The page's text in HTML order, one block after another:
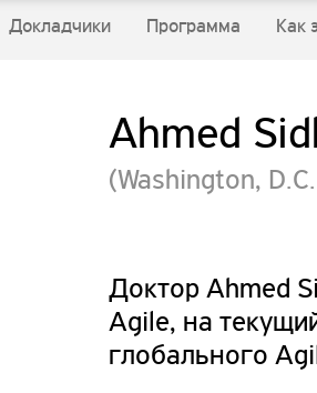
Докладчики Программа Как
Ahmed
(Washington,
Доктор Ahmed
Agile, на
глобального